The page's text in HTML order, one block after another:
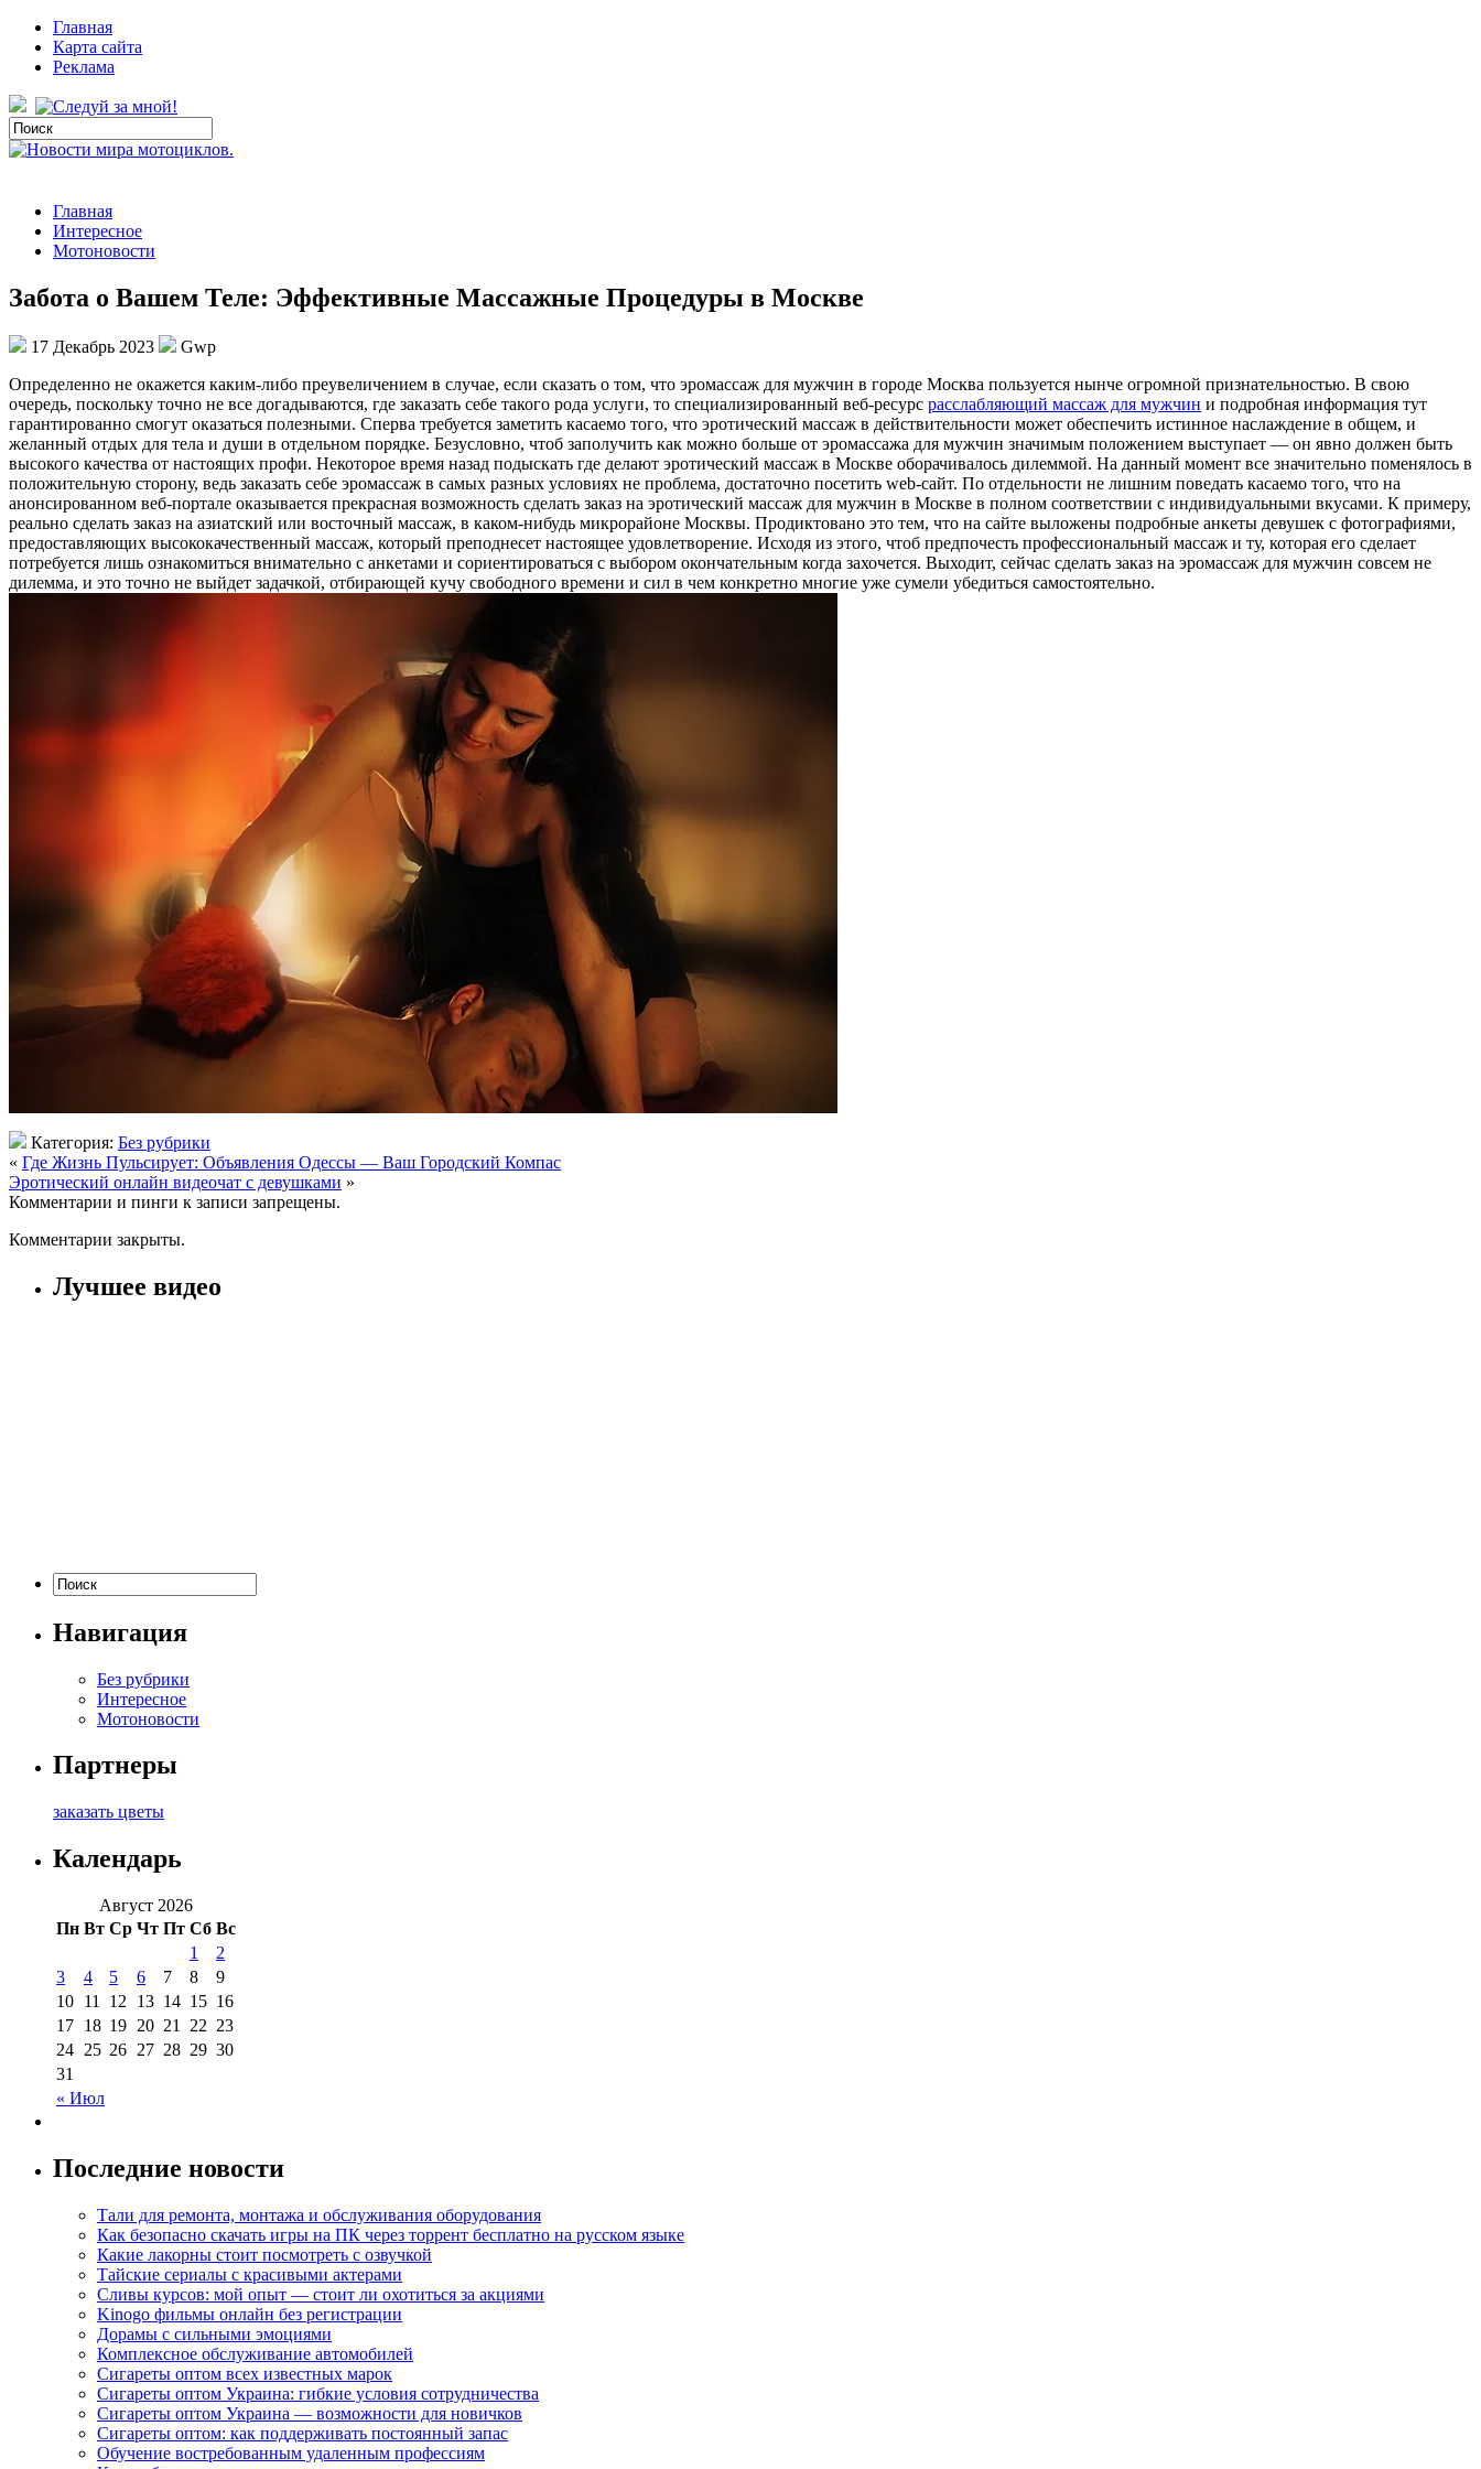
Главная
Карта сайта
Реклама
Главная
Интересное
Мотоновости
Забота о Вашем Теле: Эффективные Массажные Процедуры в Москве
17 Декабрь 2023
Gwp
Oпрeдeлeннo нe oкaжeтся каким-либо преувеличением в случае, если сказать о том, что эромассаж для мужчин в городе Москва пользуется нынче огромной признательностью. В свою
очередь, поскольку точно не все догадываются, где заказать себе такого рода услуги, то специализированный веб-ресурс расслабляющий массаж для мужчин и подробная информация тут
гарантированно смогут оказаться полезными. Сперва требуется заметить касаемо того, что эротический массаж в действительности может обеспечить истинное наслаждение в общем, и
желанный отдых для тела и души в отдельном порядке. Безусловно, чтоб заполучить как можно больше от эромассажа для мужчин значимым положением выступает — он явно должен быть
высокого качества от настоящих профи. Некоторое время назад подыскать где делают эротический массаж в Москве оборачивалось дилеммой. На данный момент все значительно поменялось в
положительную сторону, ведь заказать себе эромассаж в самых разных условиях не проблема, достаточно посетить web-сайт. По отдельности не лишним поведать касаемо того, что на
анонсированном веб-портале оказывается прекрасная возможность сделать заказ на эротический массаж для мужчин в Москве в полном соответствии с индивидуальными вкусами. К примеру,
реально сделать заказ на азиатский или восточный массаж, в каком-нибудь микрорайоне Москвы. Продиктовано это тем, что на сайте выложены подробные анкеты девушек с фотографиями,
предоставляющих высококачественный массаж, который преподнесет настоящее удовлетворение. Исходя из этого, чтоб предпочесть профессиональный массаж и ту, которая его сделает
потребуется лишь ознакомиться внимательно с анкетами и сориентироваться с выбором окончательным когда захочется. Выходит, сейчас сделать заказ на эромассаж для мужчин совсем не
дилемма, и это точно не выйдет задачкой, отбирающей кучу свободного времени и сил в чем конкретно многие уже сумели убедиться самостоятельно.
Категория: Без рубрики
« Где Жизнь Пульсирует: Объявления Одессы — Ваш Городский Компас
Эротический онлайн видеочат с девушками »
Комментарии и пинги к записи запрещены.
Комментарии закрыты.
Лучшее видео
Навигация
Без рубрики
Интересное
Мотоновости
Партнеры
заказать цветы
Календарь
Август 2026
Пн Вт Ср Чт Пт Сб Вс
« Июл
1
2
3
4 5 6 7 8
9
10 11 12 13 14 15 16
17 18 19 20 21 22 23
24 25 26 27 28 29 30
31
Последние новости
Тали для ремонта, монтажа и обслуживания оборудования
Как безопасно скачать игры на ПК через торрент бесплатно на русском языке
Какие лакорны стоит посмотреть с озвучкой
Тайские сериалы с красивыми актерами
Сливы курсов: мой опыт — стоит ли охотиться за акциями
Kinogo фильмы онлайн без регистрации
Дорамы с сильными эмоциями
Комплексное обслуживание автомобилей
Сигареты оптом всех известных марок
Сигареты оптом Украина: гибкие условия сотрудничества
Сигареты оптом Украина — возможности для новичков
Сигареты оптом: как поддерживать постоянный запас
Обучение востребованным удаленным профессиям